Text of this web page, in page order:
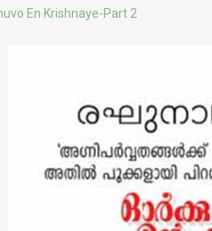
En Krishnaye-Part 2